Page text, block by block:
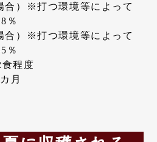
合）※打つ環境等によって
％
合）※打つ環境等によって
％
程度
月